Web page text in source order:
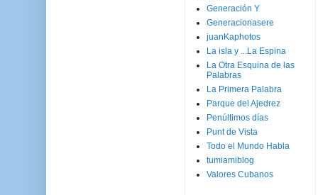
Generación Y
Generacionasere
juanKaphotos
La isla y ...La Espina
La Otra Esquina de las
Palabras
La Primera Palabra
Parque del Ajedrez
Penúltimos días
Punt de Vista
Todo el Mundo Habla
tumiamiblog
Valores Cubanos